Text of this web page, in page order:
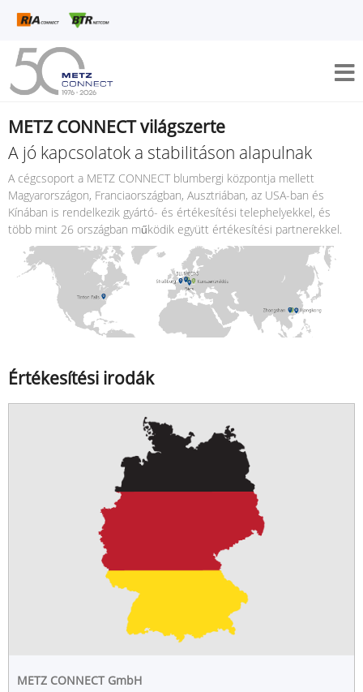
METZ CONNECT világszerte
A jó kapcsolatok a stabilitáson alapulnak
A cégcsoport a METZ CONNECT blumbergi központja mellett
Magyarországon, Franciaországban, Ausztriában, az USA-ban és
Kínában is rendelkezik gyártó- és értékesítési telephelyekkel, és
több mint 26 országban működik együtt értékesítési partnerekkel.
Értékesítési irodák
METZ CONNECT GmbH